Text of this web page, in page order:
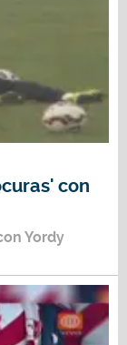
con
Yordy